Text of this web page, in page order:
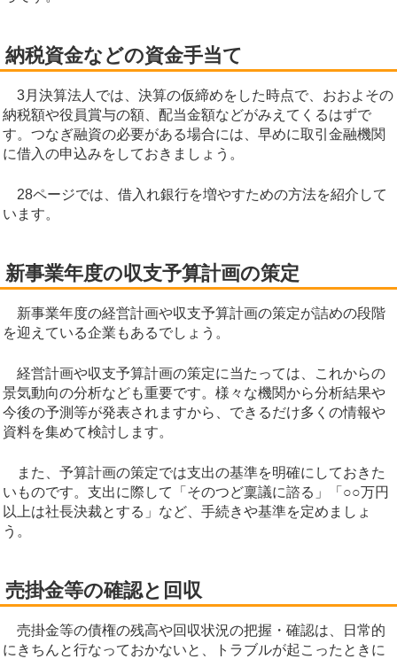
納税資金などの資金手当て
3月決算法人では、決算の仮締めをした時点で、おおよその
納税額や役員賞与の額、配当金額などがみえてくるはずで
す。つなぎ融資の必要がある場合には、早めに取引金融機関
に借入の申込みをしておきましょう。
28ページでは、借入れ銀行を増やすための方法を紹介して
います。
新事業年度の収支予算計画の策定
新事業年度の経営計画や収支予算計画の策定が詰めの段階
を迎えている企業もあるでしょう。
経営計画や収支予算計画の策定に当たっては、これからの
景気動向の分析なども重要です。様々な機関から分析結果や
今後の予測等が発表されますから、できるだけ多くの情報や
資料を集めて検討します。
また、予算計画の策定では支出の基準を明確にしておきた
いものです。支出に際して「そのつど稟議に諮る」「○○万円
以上は社長決裁とする」など、手続きや基準を定めましょ
う。
売掛金等の確認と回収
売掛金等の債権の残高や回収状況の把握・確認は、日常的
にきちんと行なっておかないと、トラブルが起こったときに